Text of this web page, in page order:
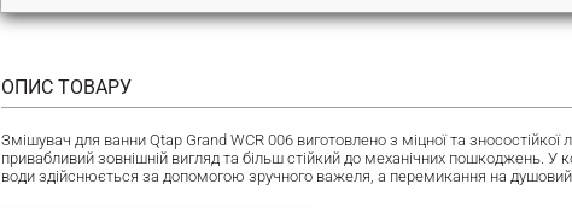
ОПИС ТОВАРУ
Змішувач для ванни Qtap Grand WCR 006 виготовлено з міцної та
привабливий зовнішній вигляд та більш стійкий до механічних пошкоджень.
води здійснюється за допомогою зручного важеля, а перемикання на